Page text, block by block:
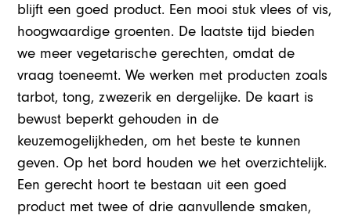
blijft een goed product. Een mooi stuk vlees of vis,
hoogwaardige groenten. De laatste tijd bieden
we meer vegetarische gerechten, omdat de
vraag toeneemt. We werken met producten zoals
tarbot, tong, zwezerik en dergelijke. De kaart is
bewust beperkt gehouden in de
keuzemogelijkheden, om het beste te kunnen
geven. Op het bord houden we het overzichtelijk.
Een gerecht hoort te bestaan uit een goed
product met twee of drie aanvullende smaken,